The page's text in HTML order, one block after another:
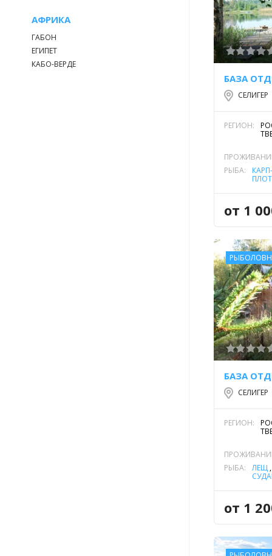
АФРИКА
ГАБОН
ЕГИПЕТ
КАБО-ВЕРДЕ
БАЗА
СЕЛИГЕР
РЕГИОН:
РЫБА:
от 1
БАЗА
СЕЛИГЕР
РЕГИОН:
РЫБА:
ЛЕЩ ,
от 1